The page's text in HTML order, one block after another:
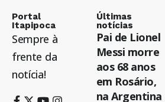
Portal
Itapipoca
Sempre à
frente da
notícia!
Últimas
notícias
Pai de Lionel
Messi morre
aos 68 anos
em Rosário,
na Argentina